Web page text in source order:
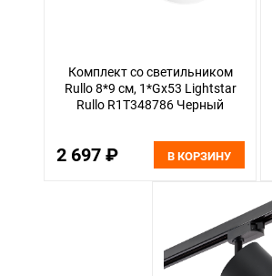
Комплект со светильником
Rullo 8*9 см, 1*Gx53 Lightstar
Rullo R1T348786 Черный
2 697 ₽ В КОРЗИНУ